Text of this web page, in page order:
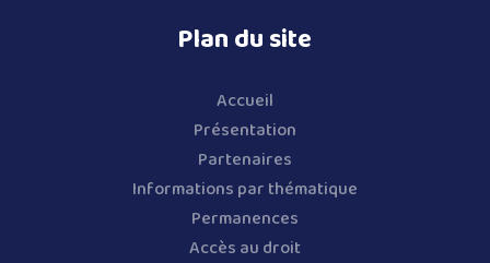
Plan du site
Accueil
Présentation
Partenaires
Informations par thématique
Permanences
Accès au droit